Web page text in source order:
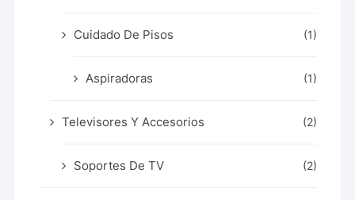
Cuidado De Pisos (1)
Aspiradoras (1)
Televisores Y Accesorios (2)
Soportes De TV (2)